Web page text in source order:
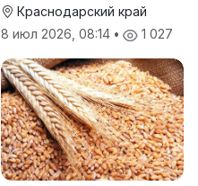
Краснодарский край
8 июл 2026, 08:14 • 1 027